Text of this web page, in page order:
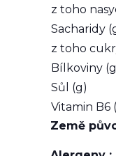
z toho
Sacharidy
z toho
Bílkoviny
Sůl (g)
Vitamin B6
Země